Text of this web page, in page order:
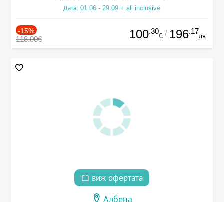
Дата: 01.06 - 29.09 + all inclusive
-15%
118.00€ 100.30
€ / 196.17
лв.
виж офертата
Албена